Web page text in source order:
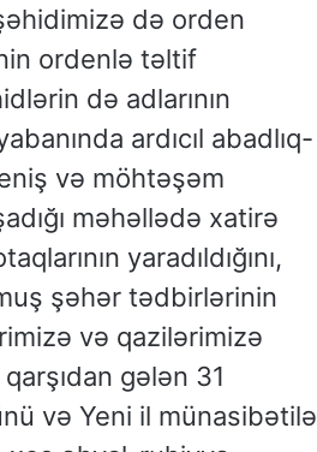
də orden
ordenlə təltif
də adlarının
ardıcıl abadlıq-
və möhtəşəm
məhəllədə xatirə
yaradıldığını,
şəhər tədbirlərinin
və qazilərimizə
gələn 31
və Yeni il münasibətilə